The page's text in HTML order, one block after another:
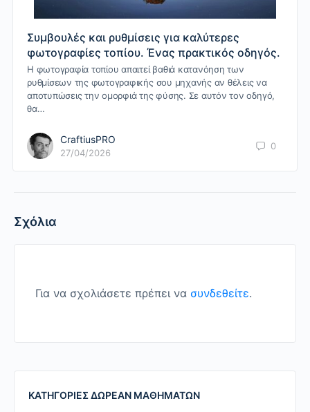
Συμβουλές και ρυθμίσεις για καλύτερες
φωτογραφίες τοπίου. Ένας πρακτικός οδηγός.
Η φωτογραφία τοπίου απαιτεί βαθιά κατανόηση των
ρυθμίσεων της φωτογραφικής σου μηχανής αν θέλεις να
αποτυπώσεις την ομορφιά της φύσης. Σε αυτόν τον οδηγό,
θα…
CraftiusPRO
27/04/2026
0
Σχόλια
Για να σχολιάσετε πρέπει να συνδεθείτε.
ΚΑΤΗΓΟΡΙΕΣ ΔΩΡΕΑΝ ΜΑΘΗΜΑΤΩΝ